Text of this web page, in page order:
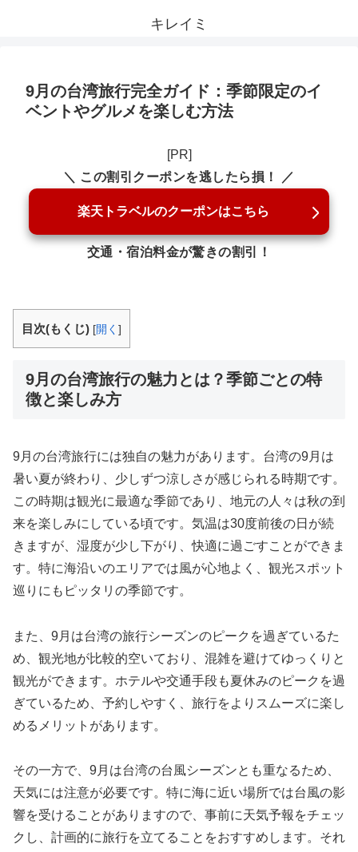
キレイミ
9月の台湾旅行完全ガイド：季節限定のイ
ベントやグルメを楽しむ方法
[PR]
＼ この割引クーポンを逃したら損！ ／
楽天トラベルのクーポンはこちら
交通・宿泊料金が驚きの割引！
目次(もくじ) [開く ]
9月の台湾旅行の魅力とは？季節ごとの特
徴と楽しみ方
9月の台湾旅行には独自の魅力があります。台湾の9月は
暑い夏が終わり、少しずつ涼しさが感じられる時期です。
この時期は観光に最適な季節であり、地元の人々は秋の到
来を楽しみにしている頃です。気温は30度前後の日が続
きますが、湿度が少し下がり、快適に過ごすことができま
す。特に海沿いのエリアでは風が心地よく、観光スポット
巡りにもピッタリの季節です。
また、9月は台湾の旅行シーズンのピークを過ぎているた
め、観光地が比較的空いており、混雑を避けてゆっくりと
観光ができます。ホテルや交通手段も夏休みのピークを過
ぎているため、予約しやすく、旅行をよりスムーズに楽し
めるメリットがあります。
その一方で、9月は台湾の台風シーズンとも重なるため、
天気には注意が必要です。特に海に近い場所では台風の影
響を受けることがありますので、事前に天気予報をチェッ
クし、計画的に旅行を立てることをおすすめします。それ